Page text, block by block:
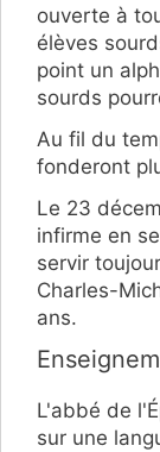
ouverte à
élèves
point un
sourds
Au fil du
fonderont
Le 23
infirme en
servir
Charles-
ans.
L'abbé de
sur une